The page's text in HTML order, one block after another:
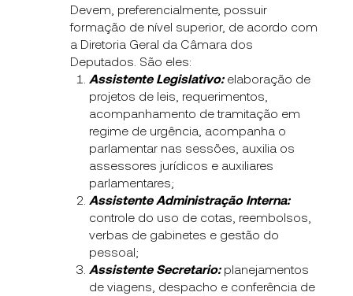
Devem, preferencialmente, possuir
formação de nível superior, de acordo com
a Diretoria Geral da Câmara dos
Deputados. São eles:
Assistente Legislativo:elaboração de
projetos de leis, requerimentos,
acompanhamento de tramitação em
regime de urgência, acompanha o
parlamentar nas sessões, auxilia os
assessores jurídicos e auxiliares
parlamentares;
Assistente Administração Interna:
controle do uso de cotas, reembolsos,
verbas de gabinetes e gestão do
pessoal;
Assistente Secretario:planejamentos
de viagens, despacho e conferência de